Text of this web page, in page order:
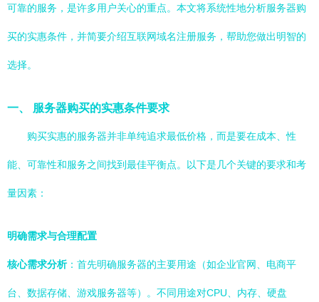
可靠的服务，是许多用户关心的重点。本文将系统性地分析服务器购
买的实惠条件，并简要介绍互联网域名注册服务，帮助您做出明智的
选择。
一、 服务器购买的实惠条件要求
购买实惠的服务器并非单纯追求最低价格，而是要在成本、性
能、可靠性和服务之间找到最佳平衡点。以下是几个关键的要求和考
量因素：
明确需求与合理配置
核心需求分析：首先明确服务器的主要用途（如企业官网、电商平
台、数据存储、游戏服务器等）。不同用途对CPU、内存、硬盘